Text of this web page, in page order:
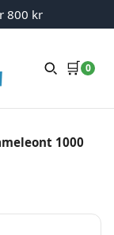
800 kr
🛒 0
1000